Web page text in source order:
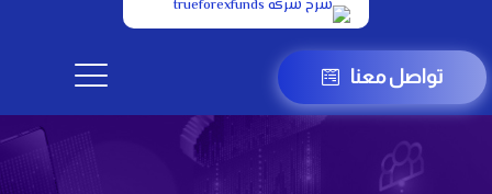
تواصل معنا